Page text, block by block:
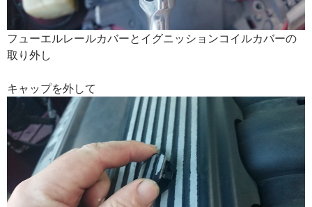
フューエルレールカバーとイグニッションコイルカバーの
取り外し
キャップを外して